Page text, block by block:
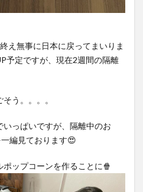
え無事に日本に戻ってまいりま
予定ですが、現在2週間の隔離
う。。。。
っぱいですが、隔離中のお
編見ております😍
ップコーンを作ることに🍿